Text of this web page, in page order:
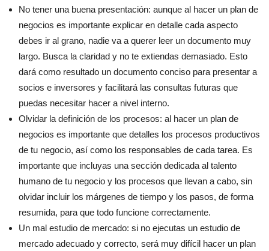
No tener una buena presentación: aunque al hacer un plan de
negocios es importante explicar en detalle cada aspecto
debes ir al grano, nadie va a querer leer un documento muy
largo. Busca la claridad y no te extiendas demasiado. Esto
dará como resultado un documento conciso para presentar a
socios e inversores y facilitará las consultas futuras que
puedas necesitar hacer a nivel interno.
Olvidar la definición de los procesos: al hacer un plan de
negocios es importante que detalles los procesos productivos
de tu negocio, así como los responsables de cada tarea. Es
importante que incluyas una sección dedicada al talento
humano de tu negocio y los procesos que llevan a cabo, sin
olvidar incluir los márgenes de tiempo y los pasos, de forma
resumida, para que todo funcione correctamente.
Un mal estudio de mercado: si no ejecutas un estudio de
mercado adecuado y correcto, será muy difícil hacer un plan